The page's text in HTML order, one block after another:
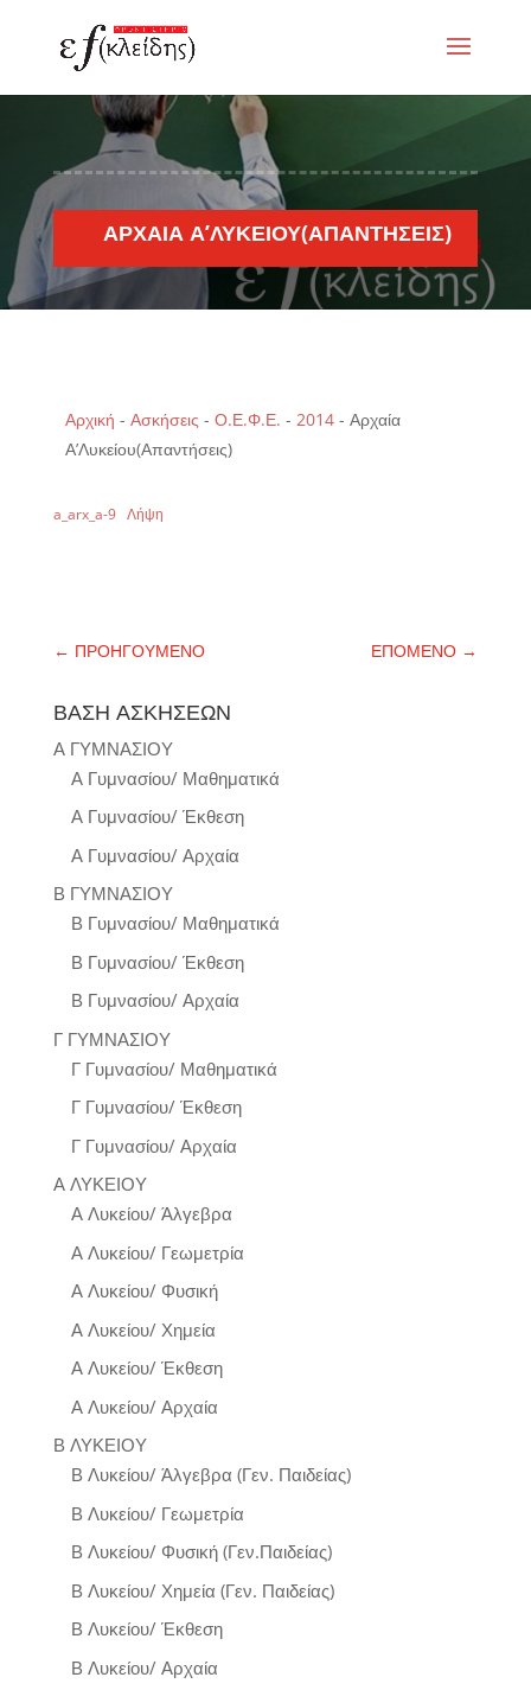
ΑΡΧΑΊΑ Α’ΛΥΚΕΊΟΥ(ΑΠΑΝΤΉΣΕΙΣ)
Αρχική - Ασκήσεις - Ο.Ε.Φ.Ε. - 2014- Αρχαία
Α’Λυκείου(Απαντήσεις)
a_arx_a-9 Λήψη
← ΠΡΟΗΓΟΥΜΕΝΟ ΕΠΟΜΕΝΟ →
ΒΑΣΗ ΑΣΚΗΣΕΩΝ
Α ΓΥΜΝΑΣΙΟΥ
Α Γυμνασίου/ Μαθηματικά
Α Γυμνασίου/ Έκθεση
Α Γυμνασίου/ Αρχαία
Β ΓΥΜΝΑΣΙΟΥ
Β Γυμνασίου/ Μαθηματικά
Β Γυμνασίου/ Έκθεση
Β Γυμνασίου/ Αρχαία
Γ ΓΥΜΝΑΣΙΟΥ
Γ Γυμνασίου/ Μαθηματικά
Γ Γυμνασίου/ Έκθεση
Γ Γυμνασίου/ Αρχαία
Α ΛΥΚΕΙΟΥ
Α Λυκείου/ Άλγεβρα
Α Λυκείου/ Γεωμετρία
Α Λυκείου/ Φυσική
Α Λυκείου/ Χημεία
Α Λυκείου/ Έκθεση
Α Λυκείου/ Αρχαία
Β ΛΥΚΕΙΟΥ
Β Λυκείου/ Άλγεβρα (Γεν. Παιδείας)
Β Λυκείου/ Γεωμετρία
Β Λυκείου/ Φυσική (Γεν.Παιδείας)
Β Λυκείου/ Χημεία (Γεν. Παιδείας)
Β Λυκείου/ Έκθεση
Β Λυκείου/ Αρχαία